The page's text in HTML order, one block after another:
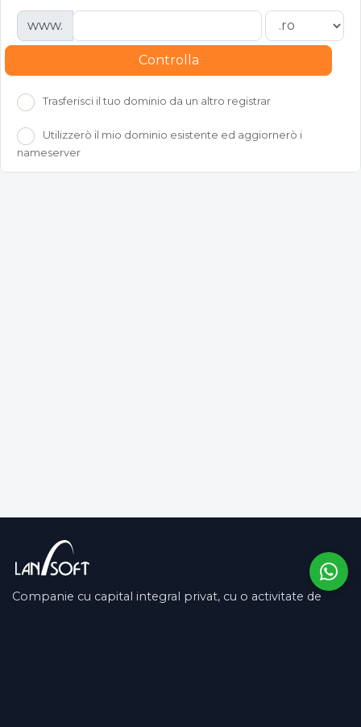
www.
Controlla
Trasferisci il tuo dominio da un altro registrar
Utilizzerò il mio dominio esistente ed aggiornerò i
nameserver
Companie cu capital integral privat, cu o activitate de